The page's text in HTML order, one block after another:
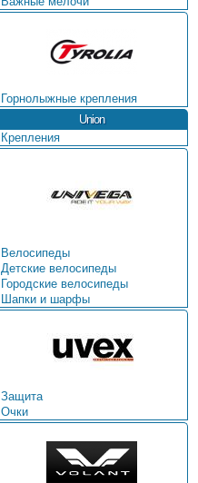
Горнолыжные крепления
Union
Крепления
Велосипеды
Детские велосипеды
Городские велосипеды
Шапки и шарфы
Защита
Очки